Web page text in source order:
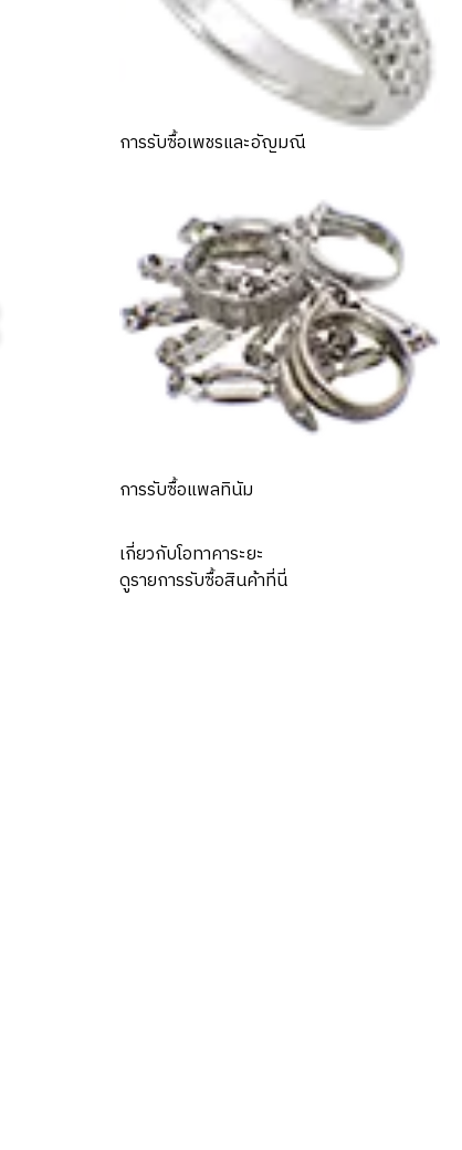
การรับซื้อเพชรและอัญมณี
การรับซื้อแพลทินัม
เกี่ยวกับโอทาคาระยะ
ดูรายการรับซื้อสินค้าที่นี่